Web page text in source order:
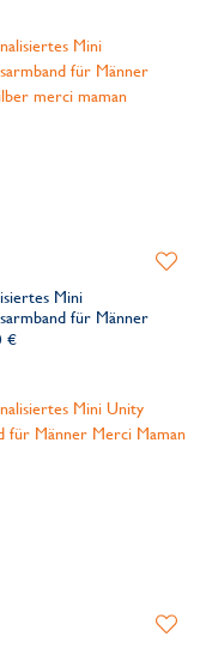
Mini
für Männer
€
Zur
Zur